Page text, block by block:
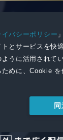
イバシーポリシー
とサービスを快
うに活用されて
めに、Cookie を